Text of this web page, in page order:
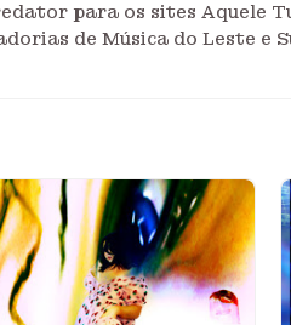
para os sites Aquele
de Música do Leste e